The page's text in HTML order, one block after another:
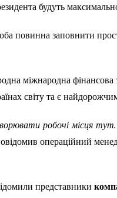
будуть
повинна заповнити
міжнародна фінансова
світу та є
робочі місця
операційний
представники